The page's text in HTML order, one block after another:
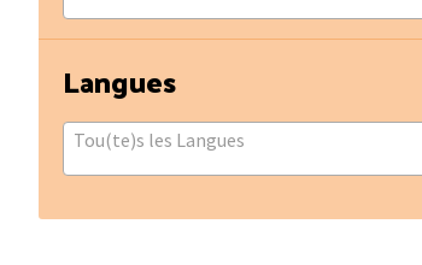
Langues
Tou(te)s les Langues